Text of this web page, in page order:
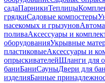
садаПарникиТеплицы
грядкиСадовые компостеры
насекомых и грызунов
поливаАксессуары и
оборудованияУкрывные
пластиковыеАксессуары и
опрыскивателейШланги для
баниБаниСауныДвери для
изделияБанные